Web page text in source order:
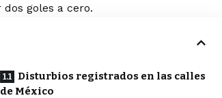
goles a cero.
Disturbios registrados en las calles
de México